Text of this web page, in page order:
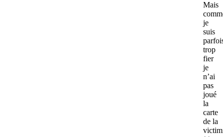
Mais
je
suis
trop
fier
je
n’ai
pas
joué
la
carte
de la